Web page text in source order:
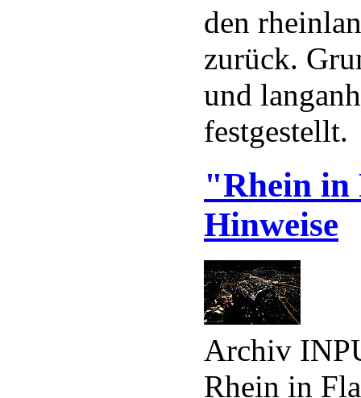
den
zurück.
und
festgestellt.
"Rhein in
Hinweise
Archiv
Rhein in